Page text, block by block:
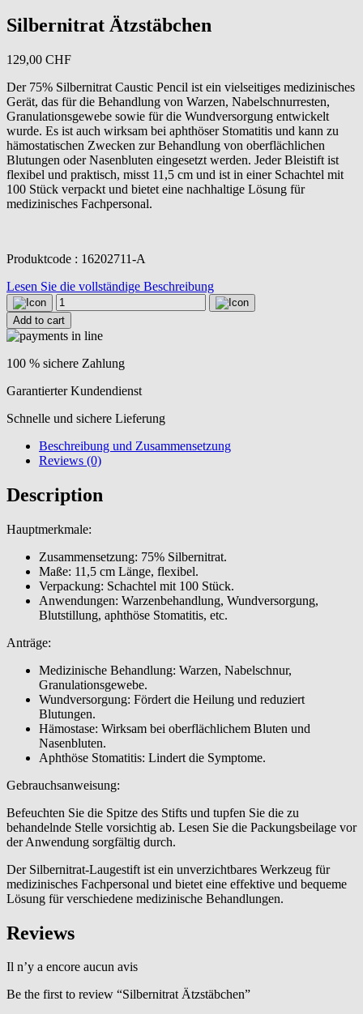
Silbernitrat Ätzstäbchen
129,00 CHF
Der 75% Silbernitrat Caustic Pencil ist ein vielseitiges medizinisches
Gerät, das für die Behandlung von Warzen, Nabelschnurresten,
Granulationsgewebe sowie für die Wundversorgung entwickelt
wurde. Es ist auch wirksam bei aphthöser Stomatitis und kann zu
hämostatischen Zwecken zur Behandlung von oberflächlichen
Blutungen oder Nasenbluten eingesetzt werden. Jeder Bleistift ist
flexibel und praktisch, misst 11,5 cm und ist in einer Schachtel mit
100 Stück verpackt und bietet eine nachhaltige Lösung für
medizinisches Fachpersonal.
Produktcode : 16202711-A
Lesen Sie die vollständige Beschreibung
Silbernitrat
Ätzstäbchen
quantity
Add to cart
100 % sichere Zahlung
Garantierter Kundendienst
Schnelle und sichere Lieferung
Beschreibung und Zusammensetzung
Reviews (0)
Description
Hauptmerkmale:
Zusammensetzung: 75% Silbernitrat.
Maße: 11,5 cm Länge, flexibel.
Verpackung: Schachtel mit 100 Stück.
Anwendungen: Warzenbehandlung, Wundversorgung,
Blutstillung, aphthöse Stomatitis, etc.
Anträge:
Medizinische Behandlung: Warzen, Nabelschnur,
Granulationsgewebe.
Wundversorgung: Fördert die Heilung und reduziert
Blutungen.
Hämostase: Wirksam bei oberflächlichem Bluten und
Nasenbluten.
Aphthöse Stomatitis: Lindert die Symptome.
Gebrauchsanweisung:
Befeuchten Sie die Spitze des Stifts und tupfen Sie die zu
behandelnde Stelle vorsichtig ab. Lesen Sie die Packungsbeilage vor
der Anwendung sorgfältig durch.
Der Silbernitrat-Laugestift ist ein unverzichtbares Werkzeug für
medizinisches Fachpersonal und bietet eine effektive und bequeme
Lösung für verschiedene medizinische Behandlungen.
Reviews
Il n’y a encore aucun avis
Be the first to review “Silbernitrat Ätzstäbchen”